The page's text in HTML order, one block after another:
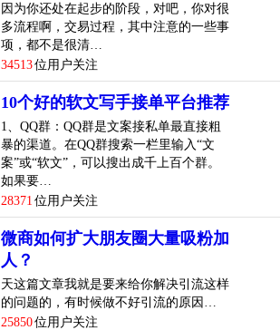
因为你还处在起步的阶段，对吧，你对很
多流程啊，交易过程，其中注意的一些事
项，都不是很清…
34513位用户关注
10个好的软文写手接单平台推荐
1、QQ群：QQ群是文案接私单最直接粗
暴的渠道。在QQ群搜索一栏里输入“文
案”或“软文”，可以搜出成千上百个群。
如果要…
28371 位用户关注
微商如何扩大朋友圈大量吸粉加
人？
天这篇文章我就是要来给你解决引流这样
的问题的，有时候做不好引流的原因…
25850位用户关注